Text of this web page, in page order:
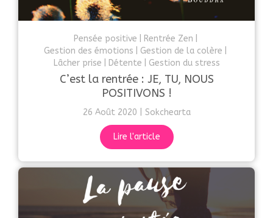
Pensée positive
Rentrée Zen
Gestion des émotions
Gestion de la colère
Lâcher prise
Détente Gestion du stress
C’est la rentrée : JE, TU, NOUS
POSITIVONS !
26 Août 2020 Sokchearta
Lire l'article